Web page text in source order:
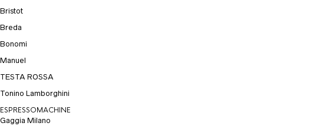
Bristot
Breda
Bonomi
Manuel
TESTA ROSSA
Tonino Lamborghini
ESPRESSOMACHINE
Gaggia Milano